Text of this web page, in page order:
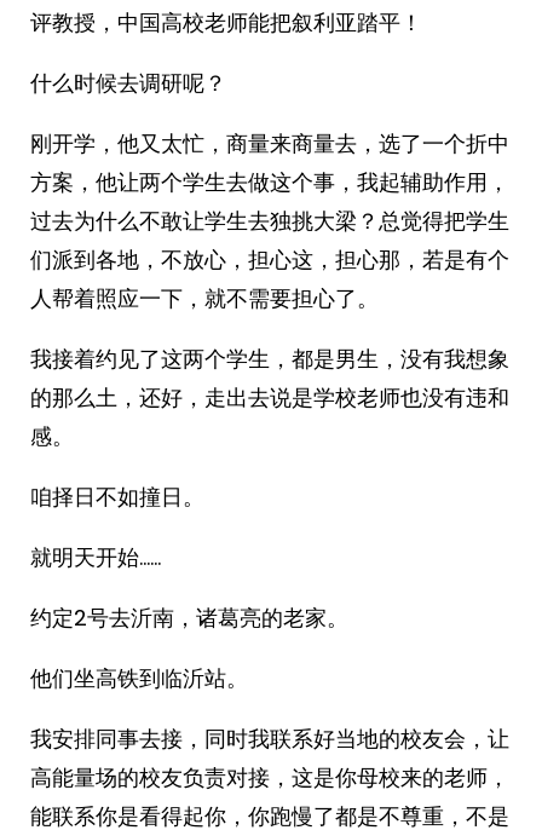
评教授，中国高校老师能把叙利亚踏平！
什么时候去调研呢？
刚开学，他又太忙，商量来商量去，选了一个折中
方案，他让两个学生去做这个事，我起辅助作用，
过去为什么不敢让学生去独挑大梁？总觉得把学生
们派到各地，不放心，担心这，担心那，若是有个
人帮着照应一下，就不需要担心了。
我接着约见了这两个学生，都是男生，没有我想象
的那么土，还好，走出去说是学校老师也没有违和
感。
咱择日不如撞日。
就明天开始……
约定2号去沂南，诸葛亮的老家。
他们坐高铁到临沂站。
我安排同事去接，同时我联系好当地的校友会，让
高能量场的校友负责对接，这是你母校来的老师，
能联系你是看得起你，你跑慢了都是不尊重，不是